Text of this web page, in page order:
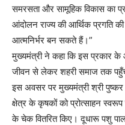
समरसता और सामूहिक विकास का
आंदोलन राज्य की आर्थिक प्रगति
आत्मनिर्भर बन सकते हैं।”
मुख्यमंत्री ने कहा कि इस प्रकार के
जीवन से लेकर शहरी समाज तक
इस अवसर पर मुख्यमंत्री श्री पुष्कर
क्षेत्र के कृषकों को प्रोत्साहन
के चेक वितरित किए। दूधारू पशु